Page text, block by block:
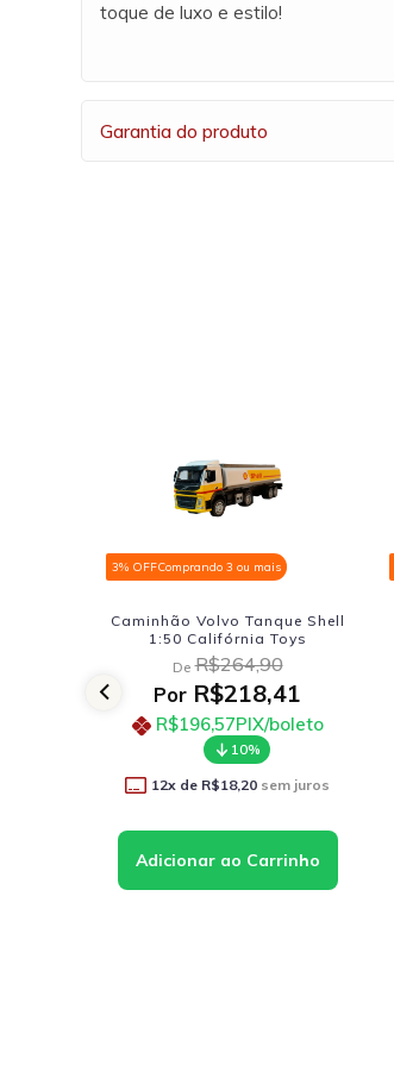
toque de luxo e estilo!
Garantia do produto
3% OFFComprando 3 ou mais
Caminhão Volvo Tanque Shell
1:50 Califórnia Toys
De R$264,90
Por R$218,41
R$196,57PIX/boleto
10%
12x de R$18,20 sem juros